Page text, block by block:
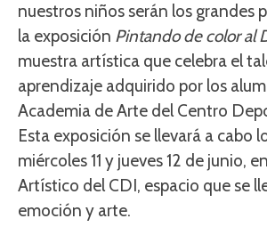
nuestros niños serán los grandes
la exposición Pintando de color al
muestra artística que celebra el
aprendizaje adquirido por los
Academia de Arte del Centro
Esta exposición se llevará a cabo
miércoles 11 y jueves 12 de junio,
Artístico del CDI, espacio que se
emoción y arte.